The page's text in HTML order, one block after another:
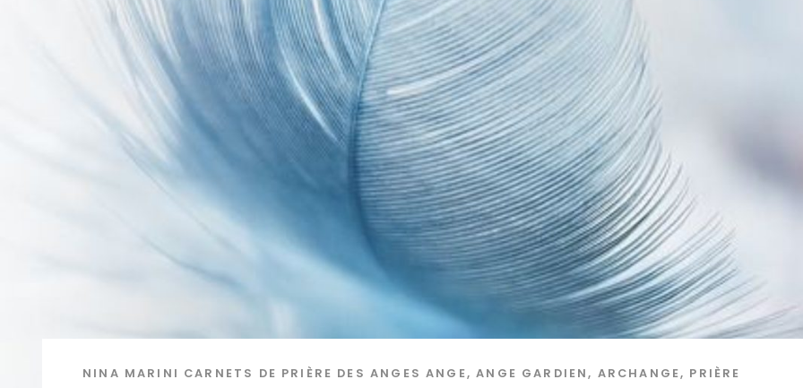
NINA MARINI CARNETS DE PRIÈRE DES ANGES ANGE,ANGE GARDIEN, ARCHANGE, PRIÈRE